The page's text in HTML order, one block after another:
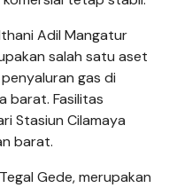
Adil Mangatur
salah satu aset
gas di
barat. Fasilitas
Stasiun Cilamaya
barat.
Gede, merupakan